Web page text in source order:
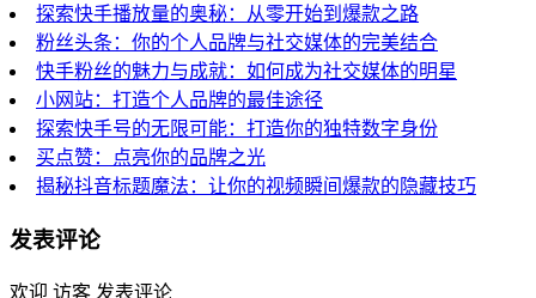
探索快手播放量的奥秘：从零开始到爆款之路
粉丝头条：你的个人品牌与社交媒体的完美结合
快手粉丝的魅力与成就：如何成为社交媒体的明星
小网站：打造个人品牌的最佳途径
探索快手号的无限可能：打造你的独特数字身份
买点赞：点亮你的品牌之光
揭秘抖音标题魔法：让你的视频瞬间爆款的隐藏技巧
发表评论
欢迎 访客 发表评论